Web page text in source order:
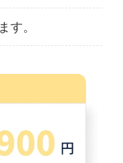
す。